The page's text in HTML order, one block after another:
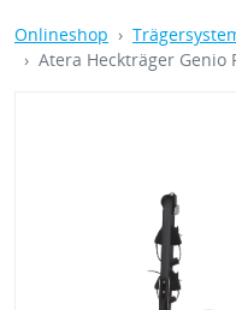
Onlineshop
Atera Heckträger Genio